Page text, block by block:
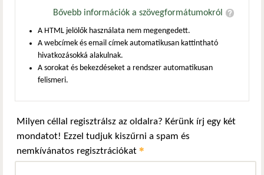
Bővebb információk a szövegformátumokról
A HTML jelölők használata nem megengedett.
A webcímek és email címek automatikusan kattintható
hivatkozásokká alakulnak.
A sorokat és bekezdéseket a rendszer automatikusan
felismeri.
Milyen céllal regisztrálsz az oldalra? Kérünk írj egy két
mondatot! Ezzel tudjuk kiszűrni a spam és
nemkívánatos regisztrációkat *